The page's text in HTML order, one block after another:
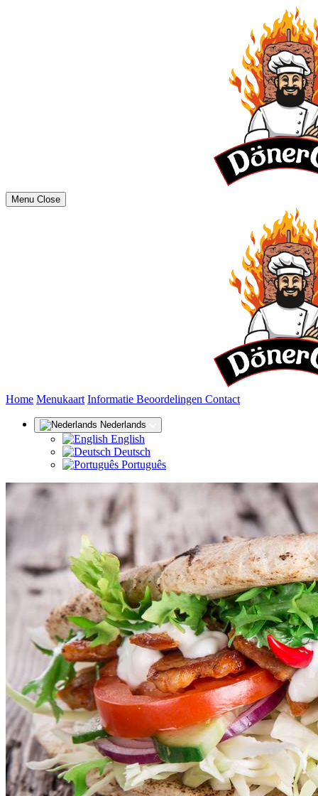
Menu Close
Home Menukaart Informatie Beoordelingen Contact(huidige)
Nederlands
English
Deutsch
Português